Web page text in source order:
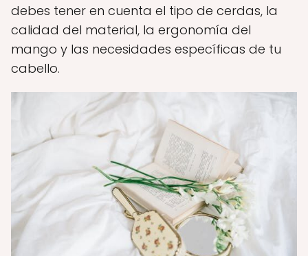
debes tener en cuenta el tipo de cerdas, la
calidad del material, la ergonomía del
mango y las necesidades específicas de tu
cabello.